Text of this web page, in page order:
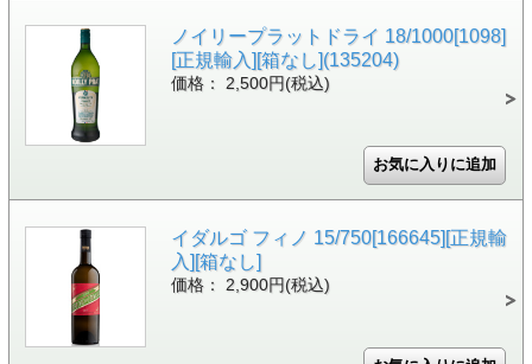
ノイリープラットドライ 18/1000[1098]
[正規輸入][箱なし](135204)
価格： 2,500円(税込)
イダルゴ フィノ 15/750[166645][正規輸
入][箱なし]
価格： 2,900円(税込)